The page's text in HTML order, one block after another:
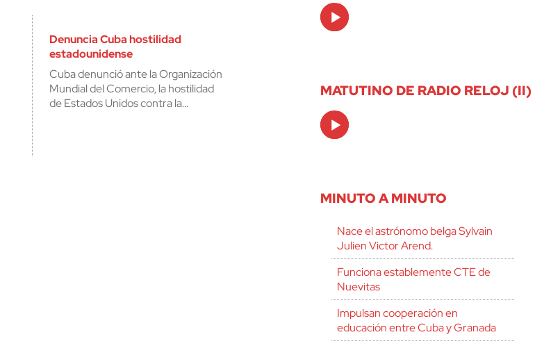
Denuncia Cuba hostilidad
estadounidense
Cuba denunció ante la Organización
Mundial del Comercio, la hostilidad
de Estados Unidos contra la…
Audio
Player
MATUTINO DE RADIO RELOJ (II)
Audio
Player
MINUTO A MINUTO
Nace el astrónomo belga Sylvain
Julien Victor Arend.
Funciona establemente CTE de
Nuevitas
Impulsan cooperación en
educación entre Cuba y Granada